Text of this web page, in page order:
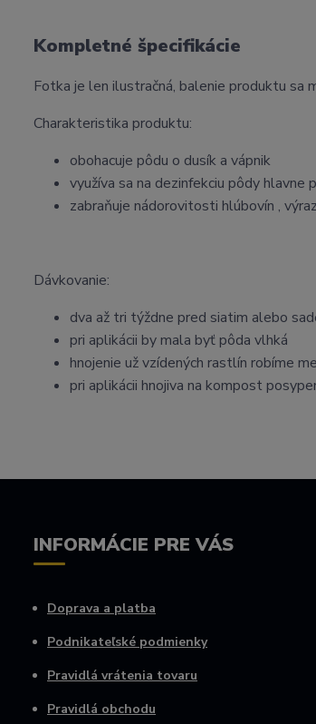
Kompletné špecifikácie
Fotka je len ilustračná, balenie produktu sa
Charakteristika produktu:
obohacuje pôdu o dusík a vápnik
využíva sa na dezinfekciu pôdy hlavne
zabraňuje nádorovitosti hlúbovín ,
Dávkovanie:
dva až tri týždne pred siatim alebo
pri aplikácii by mala byť pôda vlhká
hnojenie už vzídených rastlín robíme
pri aplikácii hnojiva na kompost
INFORMÁCIE PRE VÁS
Doprava a platba
Podnikateľské podmienky
Pravidlá vrátenia tovaru
Pravidlá obchodu